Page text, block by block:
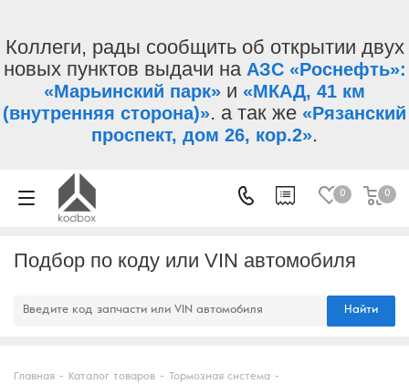
Коллеги, рады сообщить об открытии двух
новых пунктов выдачи на АЗС «Роснефть»:
«Марьинский парк» и «МКАД, 41 км
(внутренняя сторона)». а так же «Рязанский
проспект, дом 26, кор.2».
0 0
Подбор по коду или VIN автомобиля
Найти
Главная - Каталог товаров - Тормозная система -